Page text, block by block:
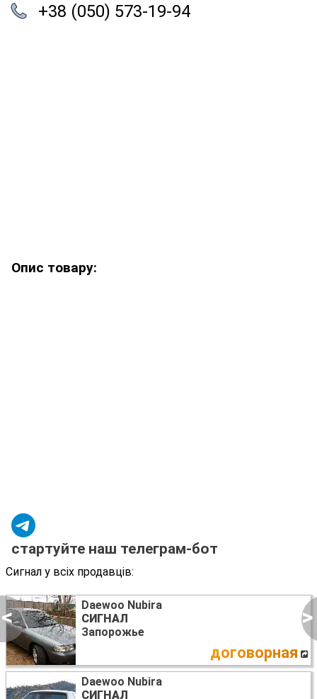
< >
+38 (050) 573-19-94
Опис товару:
стартуйте наш телеграм-бот
Сигнал у всіх продавців:
Daewoo Nubira
СИГНАЛ
Запорожье
договорная
Daewoo Nubira
СИГНАЛ